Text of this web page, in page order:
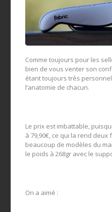
Comme toujours pour les
bien de vous venter son
étant toujours très
l’anatomie de chacun.
Le prix est imbattable,
à 79,90€, ce qui la rend
beaucoup de modèles du
le poids à 268gr avec le
On a aimé :